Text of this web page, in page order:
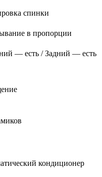
спинки
в пропорции
— есть / Задний — есть
кондиционер